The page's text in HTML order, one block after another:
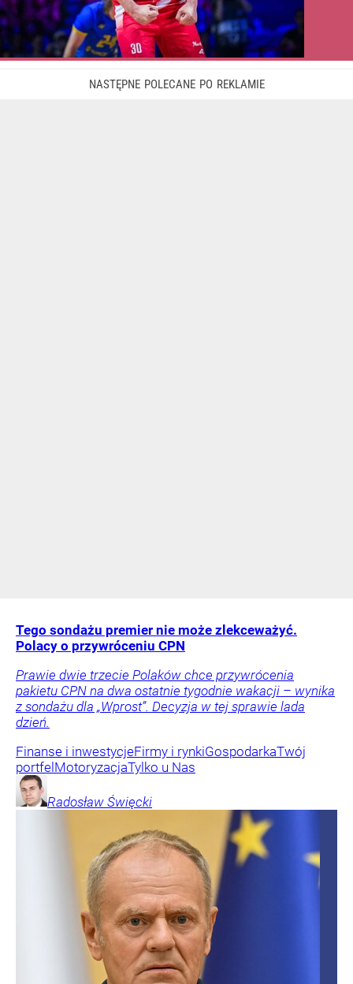
Tego sondażu premier nie może zlekceważyć.
Polacy o przywróceniu CPN
Prawie dwie trzecie Polaków chce przywrócenia
pakietu CPN na dwa ostatnie tygodnie wakacji – wynika
z sondażu dla „Wprost”. Decyzja w tej sprawie lada
dzień.
Finanse i inwestycjeFirmy i rynkiGospodarkaTwój
portfelMotoryzacjaTylko u Nas
Radosław Święcki